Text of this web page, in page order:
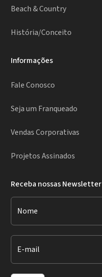
Beach & Country
História/Conceito
Informações
Fale Conosco
Seja um Franqueado
Vendas Corporativas
Projetos Assinados
Receba nossas Newsletter
Nome
E-mail